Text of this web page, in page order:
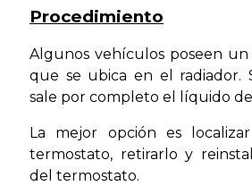
Procedimiento
Algunos vehículos poseen
que se ubica en el radiador.
sale por completo el líquido
La mejor opción es
termostato, retirarlo y
del termostato.